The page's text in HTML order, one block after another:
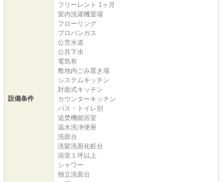
設備条件
フリーレント 1ヶ月
室内洗濯機置場
フローリング
プロパンガス
公営水道
公共下水
電気有
敷地内ごみ置き場
システムキッチン
対面式キッチン
カウンターキッチン
バス・トイレ別
追焚機能浴室
温水洗浄便座
洗面台
洗髪洗面化粧台
浴室１坪以上
シャワー
独立洗面台